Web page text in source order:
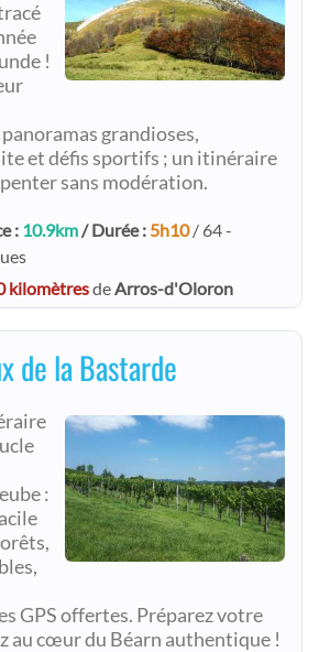
!
grandioses,
et défis sportifs ; un itinéraire
sans modération.
: 10.9km/ Durée : 5h10/ 64 -
kilomètresdeArros-d'Oloron
de la Bastarde
:
GPS offertes. Préparez votre
au cœur du Béarn authentique !